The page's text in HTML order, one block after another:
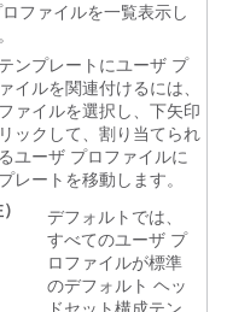
ファイルを一覧表示し
ンプレートにユーザ プ
イルを関連付けるには、
ァイルを選択し、下矢印
ックして、割り当てられ
ユーザ プロファイルに
レートを移動します。
）
デフォルトでは、
すべてのユーザ プ
ロファイルが標準
のデフォルト ヘッ